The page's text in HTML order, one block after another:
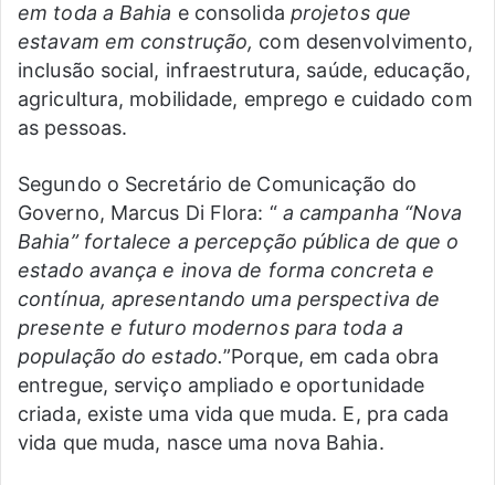
em toda a Bahia e consolida projetos que
estavam em construção, com desenvolvimento,
inclusão social, infraestrutura, saúde, educação,
agricultura, mobilidade, emprego e cuidado com
as pessoas.
Segundo o Secretário de Comunicação do
Governo, Marcus Di Flora: “ a campanha “Nova
Bahia” fortalece a percepção pública de que o
estado avança e inova de forma concreta e
contínua, apresentando uma perspectiva de
presente e futuro modernos para toda a
população do estado.”Porque, em cada obra
entregue, serviço ampliado e oportunidade
criada, existe uma vida que muda. E, pra cada
vida que muda, nasce uma nova Bahia.